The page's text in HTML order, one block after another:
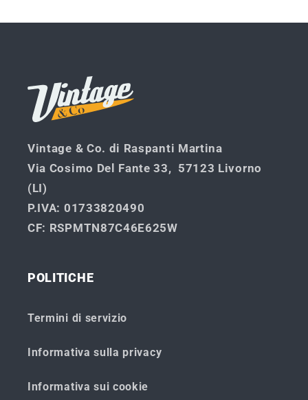
in
Vintage & Co. di Raspanti Martina
Via Cosimo Del Fante 33, 57123 Livorno
(LI)
P.IVA: 01733820490
CF: RSPMTN87C46E625W
POLITICHE
Termini di servizio
Informativa sulla privacy
Informativa sui cookie